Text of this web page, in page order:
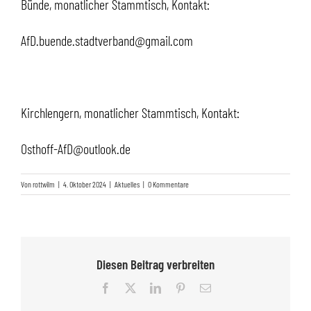
Bünde, monatlicher Stammtisch, Kontakt:
AfD.buende.stadtverband@gmail.com
Kirchlengern, monatlicher Stammtisch, Kontakt:
Osthoff-AfD@outlook.de
Vonrottwilm | 4. Oktober 2024 | Aktuelles | 0 Kommentare
Diesen Beitrag verbreiten
Facebook LinkedInPinterest
E-